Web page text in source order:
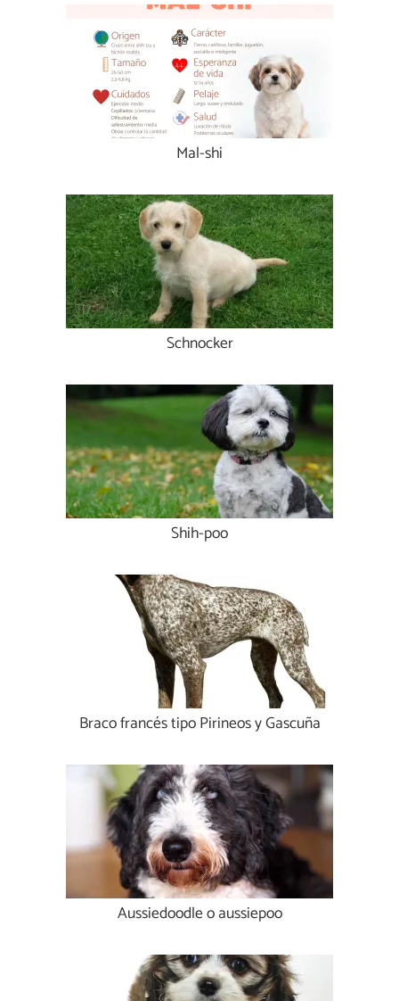
Mal-shi
Schnocker
Shih-poo
Braco francés tipo Pirineos y Gascuña
Aussiedoodle o aussiepoo